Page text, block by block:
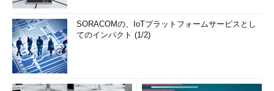
SORACOMの、IoTプラットフォームサービスとし
てのインパクト (1/2)